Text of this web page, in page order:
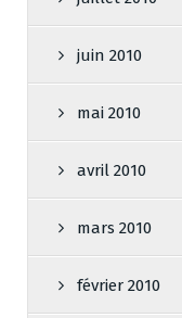
juin 2010
mai 2010
avril 2010
mars 2010
février 2010